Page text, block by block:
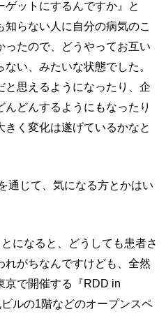
ットにするんですか』と
らない人に自分の病気のこ
ったので、どうやってお互い
い、みたいな状態でした。
と思えるようになったり、企
どんするようにもなったり
きく変化は遂げているかなと
通じて、気になる方とかはい
になると、どうしても患者さ
れがちなんですけども、全然
京で開催する『RDD in
ルの1階などのオープンスペ